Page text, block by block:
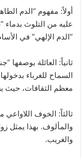
أولاً: مفهوم “الدم
عليه من التلوث بدماء
“الدم الإلهي” في
ثانياً: العائلة
السماح للغرباء
معظم الثقافات، حيث
ثالثاً: الخوف اللاواعي
والمألوف. بهذا يمثل
والغريب.